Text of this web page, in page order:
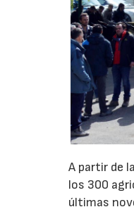
A partir de
los 300
últimas